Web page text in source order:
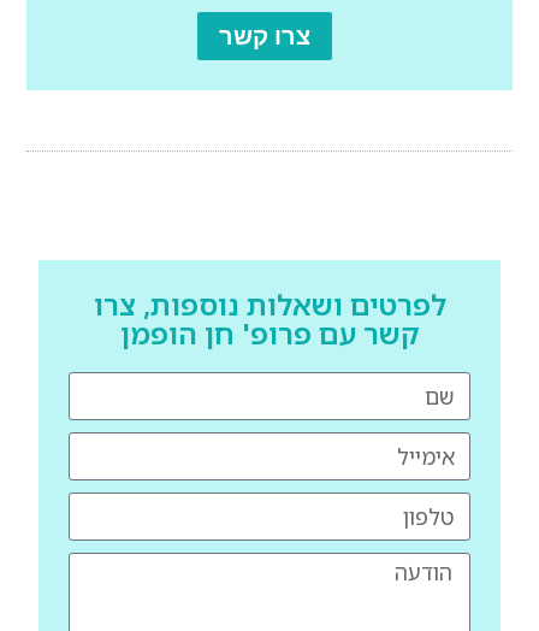
צרו קשר
לפרטים ושאלות נוספות, צרו
קשר עם פרופ' חן הופמן